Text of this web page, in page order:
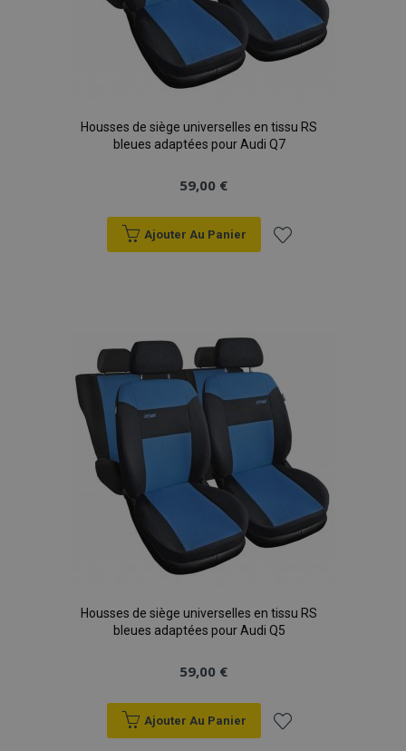
Housses de siège universelles en tissu RS
bleues adaptées pour Audi Q7
59,00 €
Ajouter Au Panier
d'achats
Housses de siège universelles en tissu RS
bleues adaptées pour Audi Q5
59,00 €
Ajouter Au Panier